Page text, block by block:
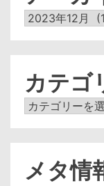
ア
カテゴ
カ
メタ情